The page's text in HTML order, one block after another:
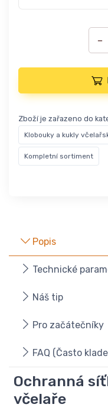
−
Zboží je zařazeno do
Klobouky a kukly
Kompletní sortiment
Popis
Technické
Náš tip
Pro začátečníky
FAQ (Často
Ochranná
včelaře